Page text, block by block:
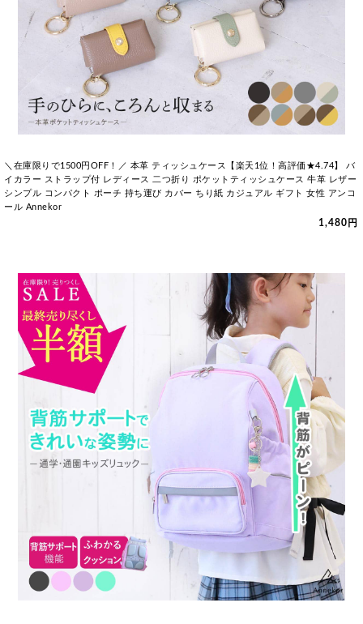
＼在庫限りで1500円OFF！／ 本革 ティッシュケース【楽天1位！高評価★4.74】 バ
イカラー ストラップ付 レディース 二つ折り ポケットティッシュケース 牛革 レザー
シンプル コンパクト ポーチ 持ち運び カバー ちり紙 カジュアル ギフト 女性 アンコ
ール Annekor
1,480円